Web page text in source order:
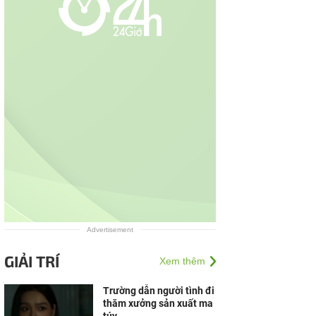
Advertisement
GIẢI TRÍ Xem thêm
Trường dẫn người tình đi
thăm xưởng sản xuất ma